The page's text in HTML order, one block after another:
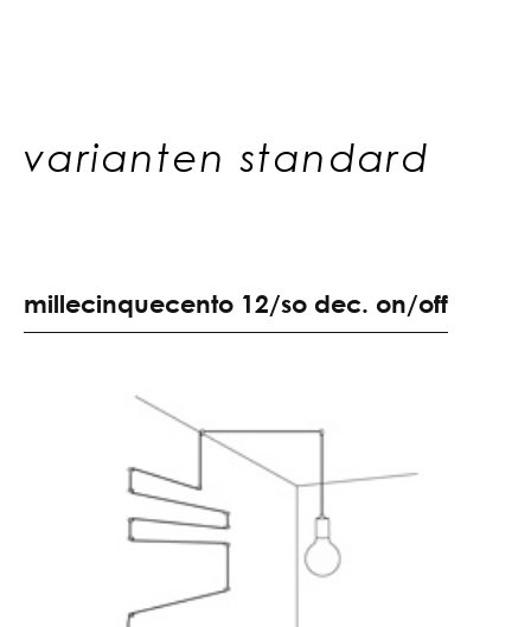
varianten standard
millecinquecento 12/so dec. on/off